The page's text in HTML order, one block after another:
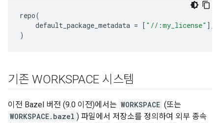
repo(
default_package_metadata = [ "//:my_license" ],
)
기존 WORKSPACE 시스템
이전 Bazel 버전 (9.0 이전)에서는 WORKSPACE (또는
WORKSPACE.bazel ) 파일에서 저장소를 정의하여 외부 종속